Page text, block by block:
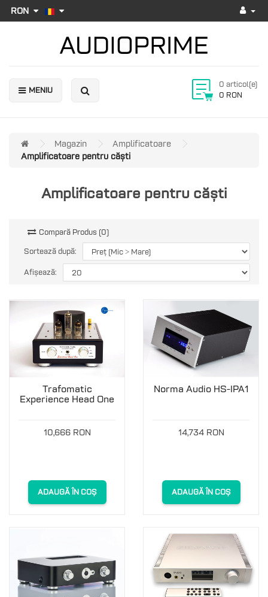
RON
MENIU
0 articol(e)
0 RON
Magazin
Amplificatoare
Amplificatoare pentru căști
Amplificatoare pentru căști
Compară Produs (0)
Sortează după:
Afișează:
Trafomatic
Experience Head One
10,666 RON
ADAUGĂ ÎN COȘ
Norma Audio HS-IPA1
14,734 RON
ADAUGĂ ÎN COȘ